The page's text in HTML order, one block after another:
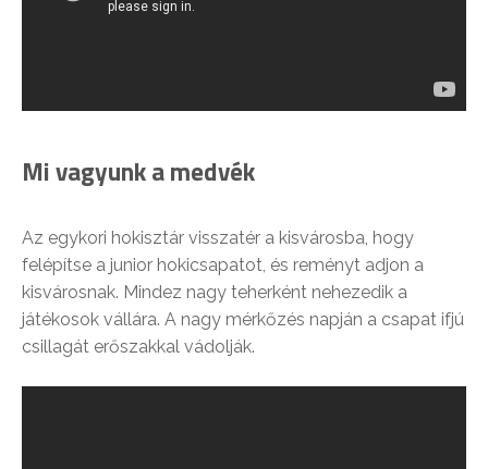
Mi vagyunk a medvék
Az egykori hokisztár visszatér a kisvárosba, hogy
felépítse a junior hokicsapatot, és reményt adjon a
kisvárosnak. Mindez nagy teherként nehezedik a
játékosok vállára. A nagy mérkőzés napján a csapat ifjú
csillagát erőszakkal vádolják.